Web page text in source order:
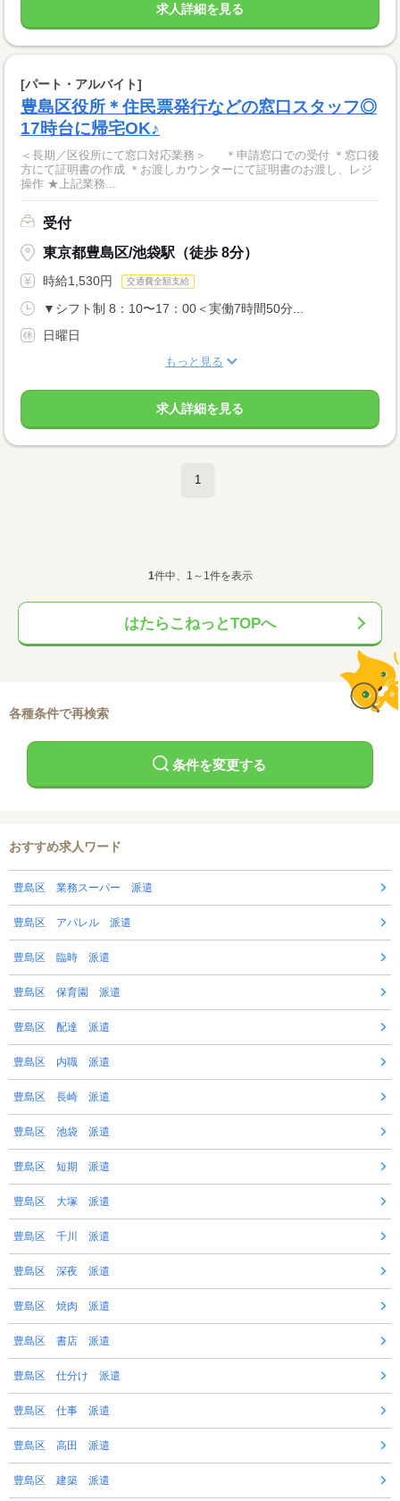
求人詳細を見る
[パート・アルバイト]
豊島区役所＊住民票発行などの窓口スタッフ◎
17時台に帰宅OK♪
＜長期／区役所にて窓口対応業務＞ ＊申請窓口での受付 ＊窓口後
方にて証明書の作成 ＊お渡しカウンターにて証明書のお渡し、レジ
操作 ★上記業務...
受付
東京都豊島区/池袋駅（徒歩 8分）
時給1,530円 交通費全額支給
▼シフト制 8：10〜17：00＜実働7時間50分...
日曜日
もっと見る
求人詳細を見る
1
1件中、1～1件を表示
はたらこねっとTOPへ
各種条件で再検索
条件を変更する
おすすめ求人ワード
豊島区 業務スーパー 派遣
豊島区 アパレル 派遣
豊島区 臨時 派遣
豊島区 保育園 派遣
豊島区 配達 派遣
豊島区 内職 派遣
豊島区 長崎 派遣
豊島区 池袋 派遣
豊島区 短期 派遣
豊島区 大塚 派遣
豊島区 千川 派遣
豊島区 深夜 派遣
豊島区 焼肉 派遣
豊島区 書店 派遣
豊島区 仕分け 派遣
豊島区 仕事 派遣
豊島区 高田 派遣
豊島区 建築 派遣